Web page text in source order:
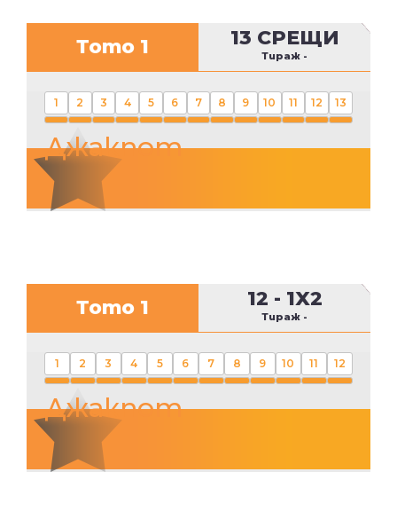
Тото 1 13 СРЕЩИ
Тираж -
1 2 3 4 5 6 7 8 9 10 11 12 13
Джакпот
Тото 1 12 - 1X2
Тираж -
1 2 3 4 5 6 7 8 9 10 11 12
Джакпот